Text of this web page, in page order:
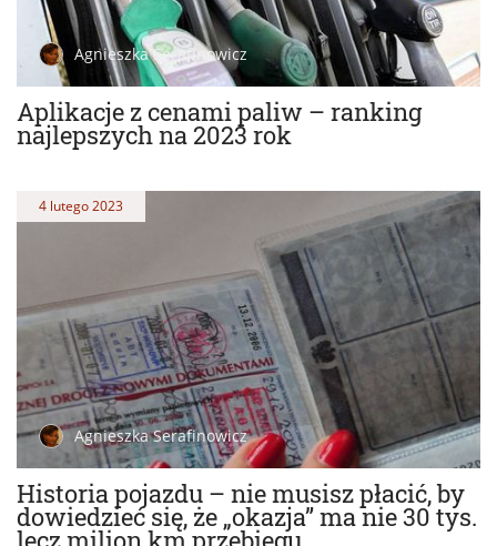
Aplikacje z cenami paliw – ranking
najlepszych na 2023 rok
Agnieszka Serafinowicz
Historia pojazdu – nie musisz płacić, by
dowiedzieć się, że „okazja” ma nie 30 tys.
lecz milion km przebiegu
4 lutego 2023
Agnieszka Serafinowicz